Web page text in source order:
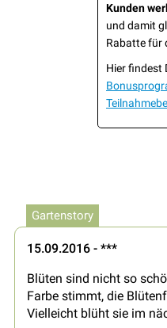
Kunden
und damit
Rabatte für
Hier findest
Gartenstory
15.09.2016 - ***
Blüten sind nicht so
Farbe stimmt, die
Vielleicht blüht sie im